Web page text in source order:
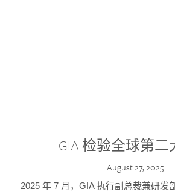
GIA 检验全球第二
August 27, 2025
2025 年 7 月，GIA 执行副总裁兼研发